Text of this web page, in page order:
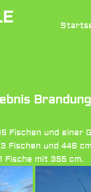
Fischen und einer
Fischen und 446
Fische mit 355 cm.